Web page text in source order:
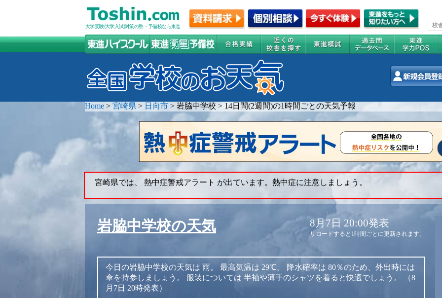
大学受験(大学入試)対策の塾・予備校なら東進
Home > 宮崎県 > 日向市 > 岩脇中学校 > 14日間(2週間)の1時間ごとの天気予報
宮崎県では、 熱中症警戒アラート が出ています。熱中症に注意しましょう。
岩脇中学校の天気 8月7日 20:00発表
リロードすると1時間ごとに更新されます。
今日の岩脇中学校の天気は 雨。 最高気温は 29℃。 降水確率は 80％のため、外出時には
傘を持参しましょう。
服装については 半袖や薄手のシャツを着ると快適でしょう。
（8
月7日 20時発表）